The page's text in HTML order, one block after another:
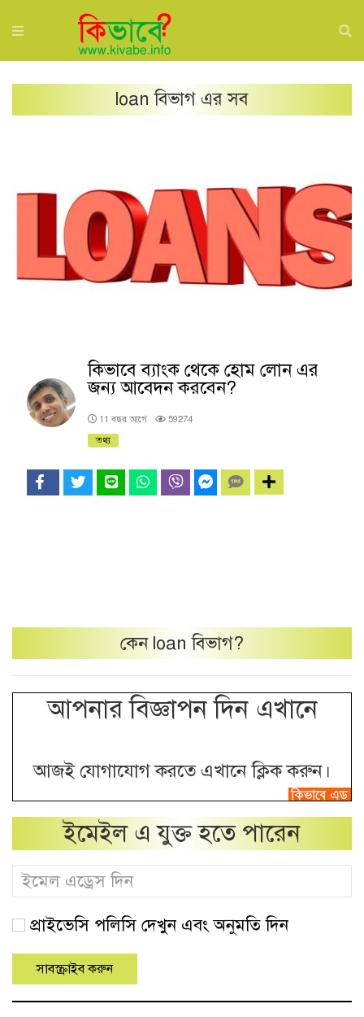
loan বিভাগ এর সব
কিভাবে ব্যাংক থেকে হোম লোন এর
জন্য আবেদন করবেন?
11 বছর আগে
59274
তথ্য
কেন loan বিভাগ?
আপনার বিজ্ঞাপন দিন এখানে
আজই যোগাযোগ করতে এখানে ক্লিক করুন।
ইমেইল এ যুক্ত হতে পারেন
প্রাইভেসি পলিসি দেখুন এবং অনুমতি দিন